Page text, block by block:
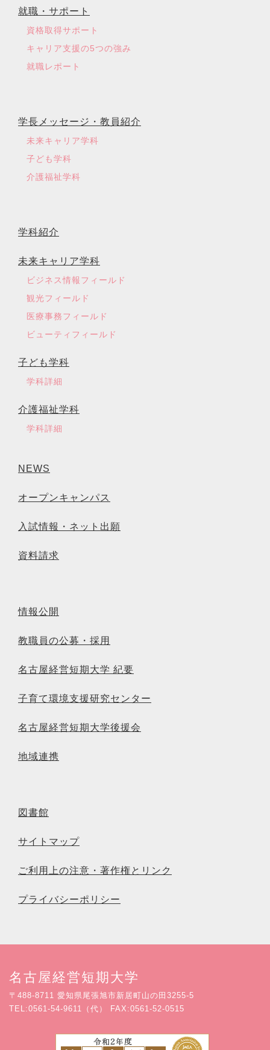
就職・サポート
資格取得サポート
キャリア支援の5つの強み
就職レポート
学長メッセージ・教員紹介
未来キャリア学科
子ども学科
介護福祉学科
学科紹介
未来キャリア学科
ビジネス情報フィールド
観光フィールド
医療事務フィールド
ビューティフィールド
子ども学科
学科詳細
介護福祉学科
学科詳細
NEWS
オープンキャンパス
入試情報・ネット出願
資料請求
情報公開
教職員の公募・採用
名古屋経営短期大学 紀要
子育て環境支援研究センター
名古屋経営短期大学後援会
地域連携
図書館
サイトマップ
ご利用上の注意・著作権とリンク
プライバシーポリシー
名古屋経営短期大学
〒488-8711 愛知県尾張旭市新居町山の田3255-5
TEL:0561-54-9611（代） FAX:0561-52-0515